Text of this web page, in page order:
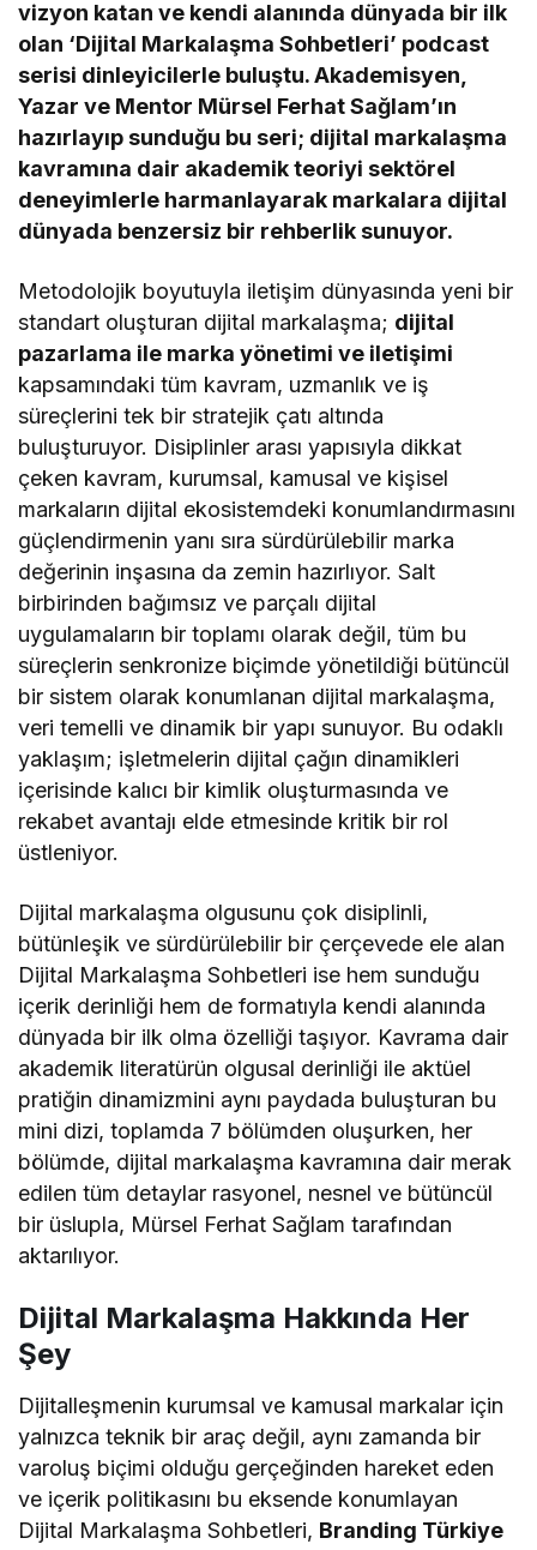
vizyon katan ve kendi alanında dünyada bir ilk
olan ‘Dijital Markalaşma Sohbetleri’ podcast
serisi dinleyicilerle buluştu. Akademisyen,
Yazar ve Mentor Mürsel Ferhat Sağlam’ın
hazırlayıp sunduğu bu seri; dijital markalaşma
kavramına dair akademik teoriyi sektörel
deneyimlerle harmanlayarak markalara dijital
dünyada benzersiz bir rehberlik sunuyor.
Metodolojik boyutuyla iletişim dünyasında yeni bir
standart oluşturan dijital markalaşma; dijital
pazarlama ile marka yönetimi ve iletişimi
kapsamındaki tüm kavram, uzmanlık ve iş
süreçlerini tek bir stratejik çatı altında
buluşturuyor. Disiplinler arası yapısıyla dikkat
çeken kavram, kurumsal, kamusal ve kişisel
markaların dijital ekosistemdeki konumlandırmasını
güçlendirmenin yanı sıra sürdürülebilir marka
değerinin inşasına da zemin hazırlıyor. Salt
birbirinden bağımsız ve parçalı dijital
uygulamaların bir toplamı olarak değil, tüm bu
süreçlerin senkronize biçimde yönetildiği bütüncül
bir sistem olarak konumlanan dijital markalaşma,
veri temelli ve dinamik bir yapı sunuyor. Bu odaklı
yaklaşım; işletmelerin dijital çağın dinamikleri
içerisinde kalıcı bir kimlik oluşturmasında ve
rekabet avantajı elde etmesinde kritik bir rol
üstleniyor.
Dijital markalaşma olgusunu çok disiplinli,
bütünleşik ve sürdürülebilir bir çerçevede ele alan
Dijital Markalaşma Sohbetleri ise hem sunduğu
içerik derinliği hem de formatıyla kendi alanında
dünyada bir ilk olma özelliği taşıyor. Kavrama dair
akademik literatürün olgusal derinliği ile aktüel
pratiğin dinamizmini aynı paydada buluşturan bu
mini dizi, toplamda 7 bölümden oluşurken, her
bölümde, dijital markalaşma kavramına dair merak
edilen tüm detaylar rasyonel, nesnel ve bütüncül
bir üslupla, Mürsel Ferhat Sağlam tarafından
aktarılıyor.
Dijital Markalaşma Hakkında Her
Şey
Dijitalleşmenin kurumsal ve kamusal markalar için
yalnızca teknik bir araç değil, aynı zamanda bir
varoluş biçimi olduğu gerçeğinden hareket eden
ve içerik politikasını bu eksende konumlayan
Dijital Markalaşma Sohbetleri, Branding Türkiye